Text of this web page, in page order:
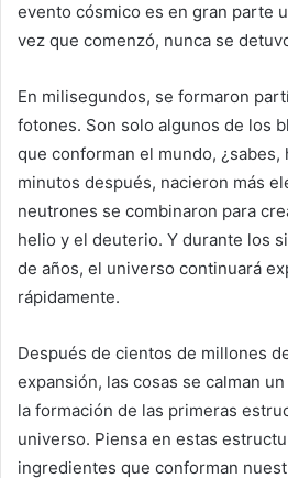
evento cósmico es en gran parte
vez que comenzó, nunca se
En milisegundos, se formaron
fotones. Son solo algunos de los
que conforman el mundo, ¿sabes,
minutos después, nacieron más
neutrones se combinaron para
helio y el deuterio. Y durante los
de años, el universo continuará
rápidamente.
Después de cientos de millones
expansión, las cosas se calman
la formación de las primeras
universo. Piensa en estas
ingredientes que conforman